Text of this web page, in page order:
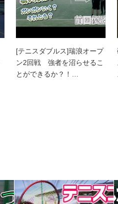
[テニスダブルス]瑞浪オープ
ン2回戦 強者を沼らせるこ
とができるか？！…